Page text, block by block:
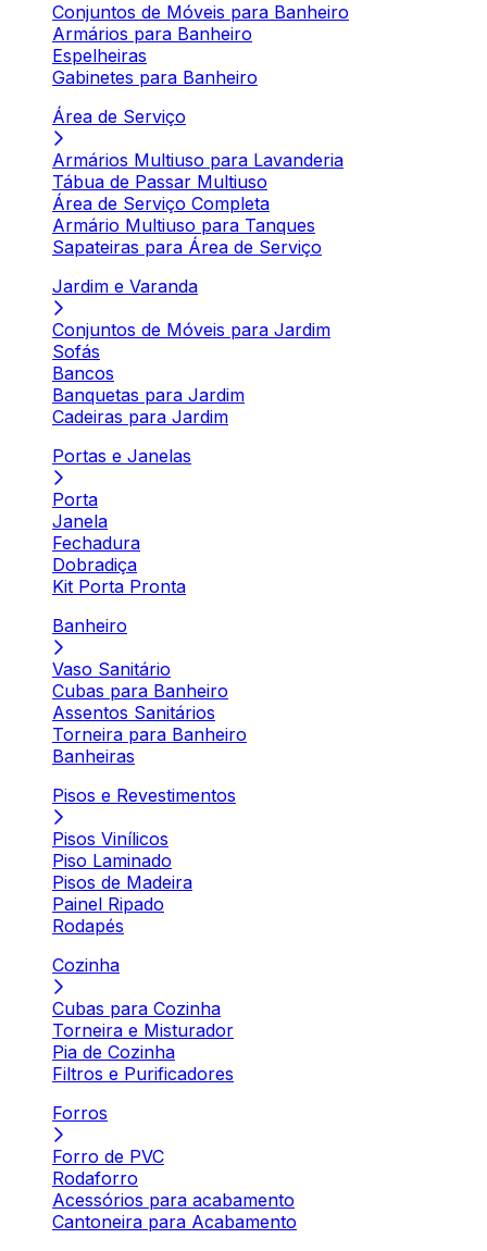
Conjuntos de Móveis para Banheiro
Armários para Banheiro
Espelheiras
Gabinetes para Banheiro
Área de Serviço
Armários Multiuso para Lavanderia
Tábua de Passar Multiuso
Área de Serviço Completa
Armário Multiuso para Tanques
Sapateiras para Área de Serviço
Jardim e Varanda
Conjuntos de Móveis para Jardim
Sofás
Bancos
Banquetas para Jardim
Cadeiras para Jardim
Portas e Janelas
Porta
Janela
Fechadura
Dobradiça
Kit Porta Pronta
Banheiro
Vaso Sanitário
Cubas para Banheiro
Assentos Sanitários
Torneira para Banheiro
Banheiras
Pisos e Revestimentos
Pisos Vinílicos
Piso Laminado
Pisos de Madeira
Painel Ripado
Rodapés
Cozinha
Cubas para Cozinha
Torneira e Misturador
Pia de Cozinha
Filtros e Purificadores
Forros
Forro de PVC
Rodaforro
Acessórios para acabamento
Cantoneira para Acabamento